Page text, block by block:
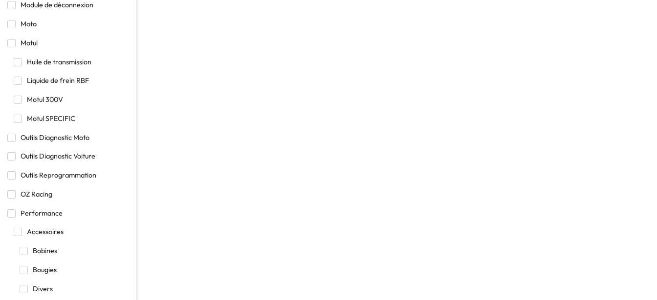
Module de déconnexion
Moto
Motul
Huile de transmission
Liquide de frein RBF
Motul 300V
Motul SPECIFIC
Outils Diagnostic Moto
Outils Diagnostic Voiture
Outils Reprogrammation
OZ Racing
Performance
Accessoires
Bobines
Bougies
Divers